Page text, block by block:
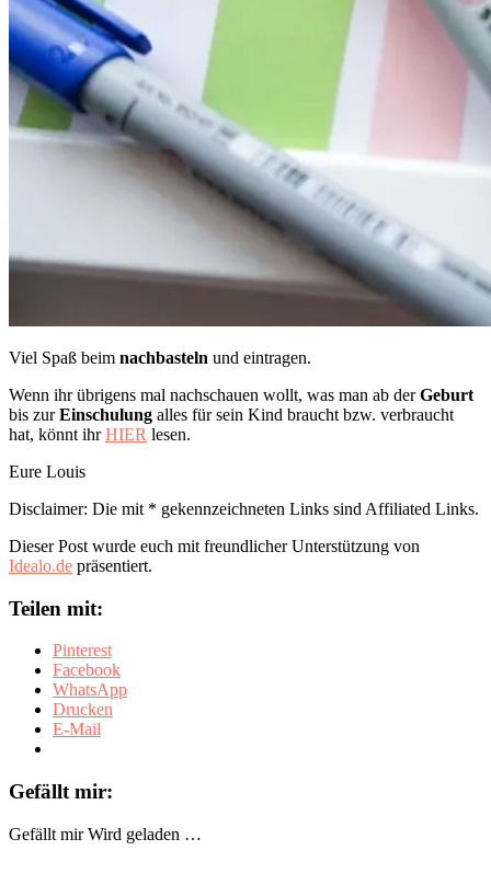
Viel Spaß beim nachbasteln und eintragen.
Wenn ihr übrigens mal nachschauen wollt, was man ab derGeburt
bis zurEinschulung alles für sein Kind braucht bzw. verbraucht
hat, könnt ihrHIER lesen.
Eure Louis
Disclaimer: Die mit * gekennzeichneten Links sind Affiliated Links.
Dieser Post wurde euch mit freundlicher Unterstützung von
Idealo.de präsentiert.
Teilen mit:
Pinterest
Facebook
WhatsApp
Drucken
E-Mail
Gefällt mir:
Gefällt mir Wird geladen …